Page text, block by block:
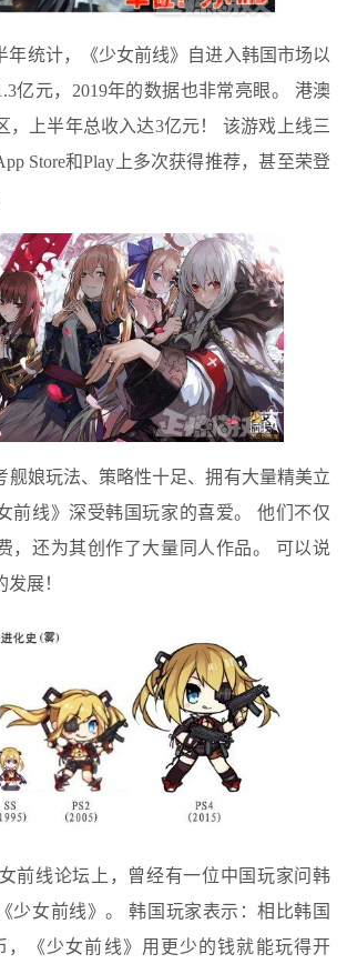
年统计，《少女前线》自进入韩国市场以
亿元，2019年的数据也非常亮眼。 港澳
，上半年总收入达3亿元！ 该游戏上线三
Store和Play上多次获得推荐，甚至荣登
舰娘玩法、策略性十足、拥有大量精美立
前线》深受韩国玩家的喜爱。 他们不仅
，还为其创作了大量同人作品。 可以说
展！
前线论坛上，曾经有一位中国玩家问韩
少女前线》。 韩国玩家表示：相比韩国
，《少女前线》用更少的钱就能玩得开